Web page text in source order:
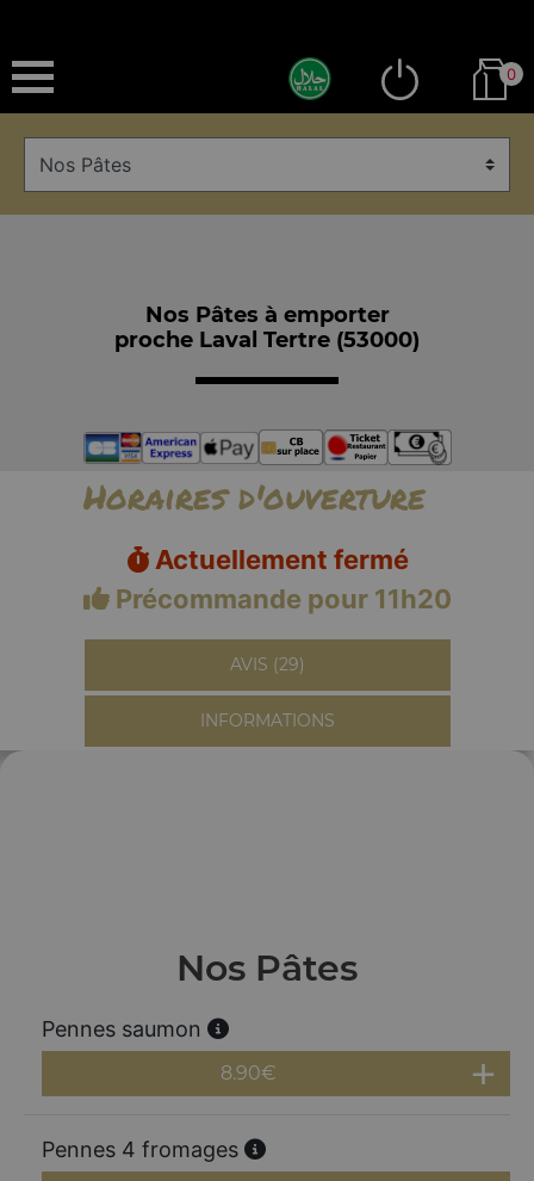
0
Nos Pâtes à emporter
proche Laval Tertre (53000)
Horaires d'ouverture
Actuellement fermé
Précommande pour 11h20
AVIS (29)
INFORMATIONS
Nos Pâtes
Pennes saumon
8.90€
Pennes 4 fromages